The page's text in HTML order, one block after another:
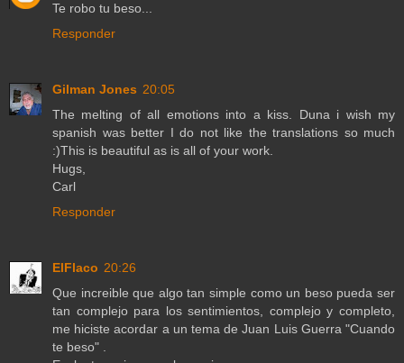
Te robo tu beso...
Responder
Gilman Jones 20:05
The melting of all emotions into a kiss. Duna i wish my
spanish was better I do not like the translations so much
:)This is beautiful as is all of your work.
Hugs,
Carl
Responder
ElFlaco 20:26
Que increible que algo tan simple como un beso pueda ser
tan complejo para los sentimientos, complejo y completo,
me hiciste acordar a un tema de Juan Luis Guerra "Cuando
te beso" .